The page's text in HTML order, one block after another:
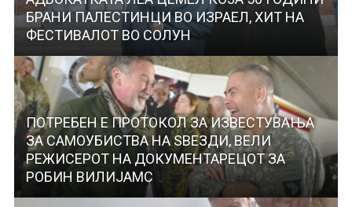
БРАНИ ПАЛЕСТИНЦИ ВО ИЗРАЕЛ, ХИТ НА
ФЕСТИВАЛОТ ВО СОЛУН
ПОТРЕБЕН Е ПРОТОКОЛ ЗА ИЗВЕСТУВАЊА
ЗА САМОУБИСТВА НА ЅВЕЗДИ, ВЕЛИ
РЕЖИСЕРОТ НА ДОКУМЕНТАРЕЦОТ ЗА
РОБИН ВИЛИЈАМС